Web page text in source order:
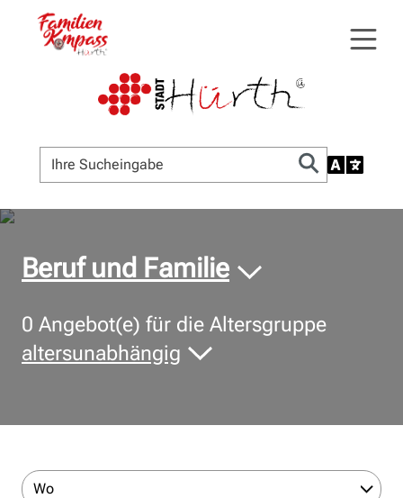
© Bildnachweis
Beruf und Familie
0 Angebot(e) für die Altersgruppe
altersunabhängig
Wo